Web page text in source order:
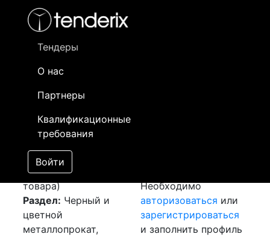
Тендеры
О нас
Партнеры
Квалификационные
требования
Войти
- активный лот
- сохраненный лот (не опубликован)
Закупка: Чушка
[Завершен]
Победитель выбран
Лот №:3597
АУКЦИОН (покупка
товара)
Раздел: Черный и
цветной
металлопрокат,
Необходимо
авторизоваться или
зарегистрироваться
и заполнить профиль